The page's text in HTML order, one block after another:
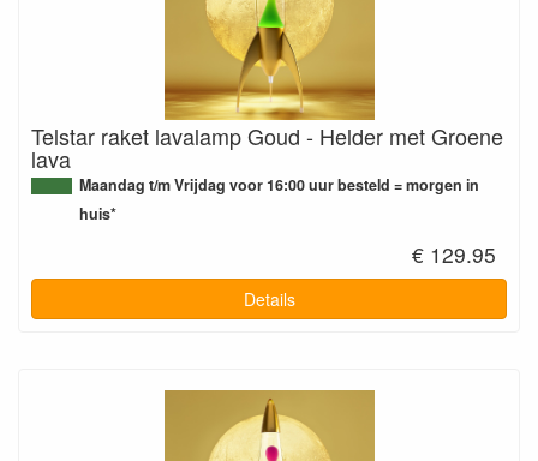
Telstar raket lavalamp Goud - Helder met Groene
lava
Maandag t/m Vrijdag voor 16:00 uur besteld = morgen in
huis*
€ 129.95
Details